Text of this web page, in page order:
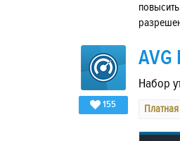
155
AVG
Набор
Платная